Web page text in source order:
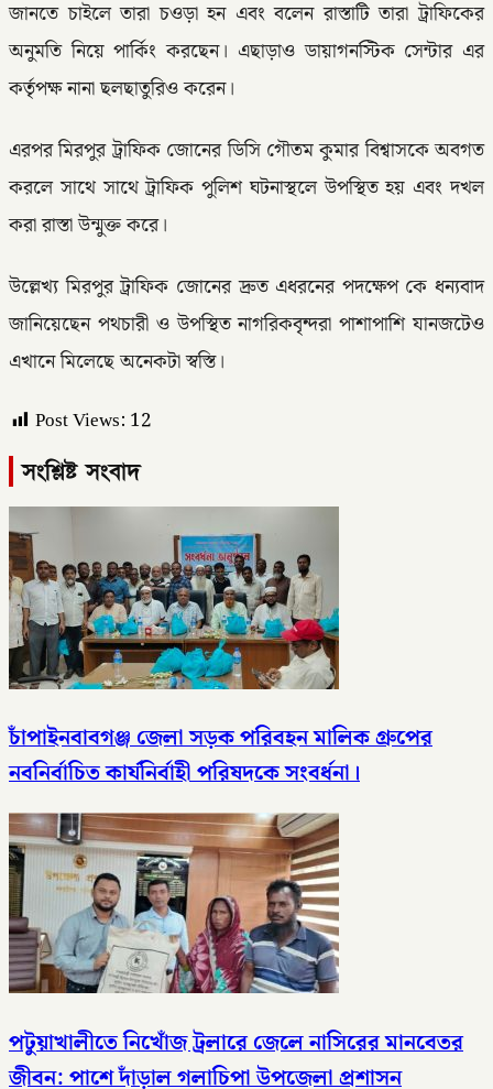
জানতে চাইলে তারা চওড়া হন এবং বলেন রাস্তাটি তারা ট্রাফিকের
অনুমতি নিয়ে পার্কিং করছেন। এছাড়াও ডায়াগনস্টিক সেন্টার এর
কর্তৃপক্ষ নানা ছলছাতুরিও করেন।
এরপর মিরপুর ট্রাফিক জোনের ডিসি গৌতম কুমার বিশ্বাসকে অবগত
করলে সাথে সাথে ট্রাফিক পুলিশ ঘটনাস্থলে উপস্থিত হয় এবং দখল
করা রাস্তা উন্মুক্ত করে।
উল্লেখ্য মিরপুর ট্রাফিক জোনের দ্রুত এধরনের পদক্ষেপ কে ধন্যবাদ
জানিয়েছেন পথচারী ও উপস্থিত নাগরিকবৃন্দরা পাশাপাশি যানজটেও
এখানে মিলেছে অনেকটা স্বস্তি।
Post Views: 12
সংশ্লিষ্ট সংবাদ
চাঁপাইনবাবগঞ্জ জেলা সড়ক পরিবহন মালিক গ্রুপের
নবনির্বাচিত কার্যনির্বাহী পরিষদকে সংবর্ধনা।
পটুয়াখালীতে নিখোঁজ ট্রলারে জেলে নাসিরের মানবেতর
জীবন: পাশে দাঁড়াল গলাচিপা উপজেলা প্রশাসন